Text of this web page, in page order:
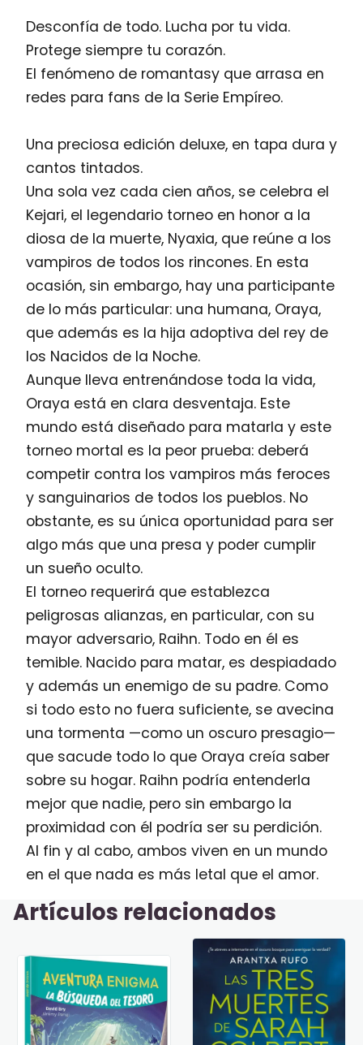
Desconfía de todo. Lucha por tu vida.
Protege siempre tu corazón.
El fenómeno de romantasy que arrasa en
redes para fans de la Serie Empíreo.
Una preciosa edición deluxe, en tapa dura y
cantos tintados.
Una sola vez cada cien años, se celebra el
Kejari, el legendario torneo en honor a la
diosa de la muerte, Nyaxia, que reúne a los
vampiros de todos los rincones. En esta
ocasión, sin embargo, hay una participante
de lo más particular: una humana, Oraya,
que además es la hija adoptiva del rey de
los Nacidos de la Noche.
Aunque lleva entrenándose toda la vida,
Oraya está en clara desventaja. Este
mundo está diseñado para matarla y este
torneo mortal es la peor prueba: deberá
competir contra los vampiros más feroces
y sanguinarios de todos los pueblos. No
obstante, es su única oportunidad para ser
algo más que una presa y poder cumplir
un sueño oculto.
El torneo requerirá que establezca
peligrosas alianzas, en particular, con su
mayor adversario, Raihn. Todo en él es
temible. Nacido para matar, es despiadado
y además un enemigo de su padre. Como
si todo esto no fuera suficiente, se avecina
una tormenta —como un oscuro presagio—
que sacude todo lo que Oraya creía saber
sobre su hogar. Raihn podría entenderla
mejor que nadie, pero sin embargo la
proximidad con él podría ser su perdición.
Al fin y al cabo, ambos viven en un mundo
en el que nada es más letal que el amor.
Artículos relacionados